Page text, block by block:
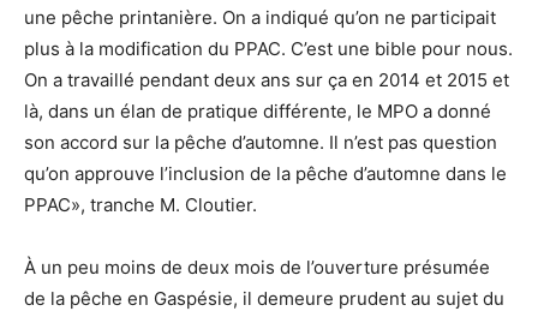
une pêche printanière. On a indiqué qu’on ne participait
plus à la modification du PPAC. C’est une bible pour nous.
On a travaillé pendant deux ans sur ça en 2014 et 2015 et
là, dans un élan de pratique différente, le MPO a donné
son accord sur la pêche d’automne. Il n’est pas question
qu’on approuve l’inclusion de la pêche d’automne dans le
PPAC», tranche M. Cloutier.
À un peu moins de deux mois de l’ouverture présumée
de la pêche en Gaspésie, il demeure prudent au sujet du